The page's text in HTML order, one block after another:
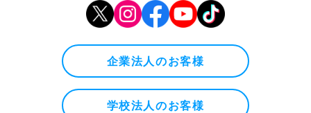
企業法人のお客様
学校法人のお客様